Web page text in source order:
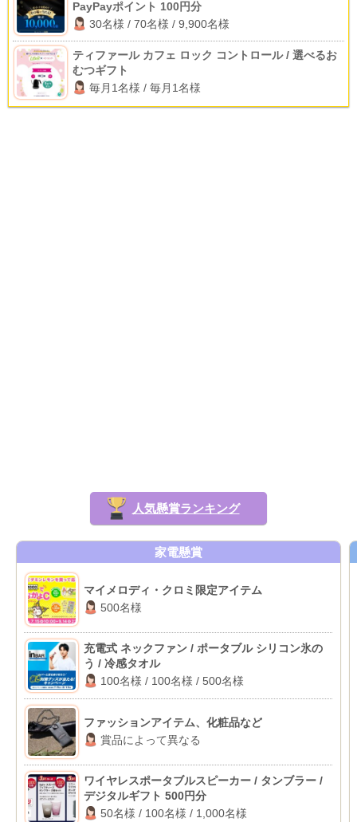
PayPayポイント 100円分
30名様 / 70名様 / 9,900名様
ティファール カフェ ロック コントロール / 選べるお
むつギフト
毎月1名様 / 毎月1名様
人気懸賞ランキング
家電懸賞
マイメロディ・クロミ限定アイテム
500名様
充電式 ネックファン / ポータブル シリコン氷の
う / 冷感タオル
100名様 / 100名様 / 500名様
ファッションアイテム、化粧品など
賞品によって異なる
ワイヤレスポータブルスピーカー / タンブラー /
デジタルギフト 500円分
50名様 / 100名様 / 1,000名様